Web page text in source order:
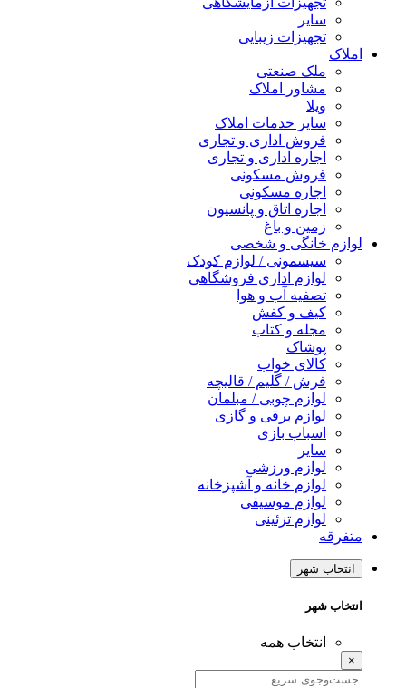
سایر
تجهیزات زیبایی
املاک
ملک صنعتی
مشاور املاک
ویلا
سایر خدمات املاک
فروش اداری و تجاری
اجاره اداری و تجاری
فروش مسکونی
اجاره مسکونی
اجاره اتاق و پانسیون
زمین و باغ
لوازم خانگی و شخصی
سیسمونی / لوازم کودک
لوازم اداری فروشگاهی
تصفیه آب و هوا
کیف و کفش
مجله و کتاب
پوشاک
کالای خواب
فرش / گلیم / قالیچه
لوازم چوبی / مبلمان
لوازم برقی و گازی
اسباب بازی
سایر
لوازم ورزشی
لوازم خانه و آشپزخانه
لوازم موسیقی
لوازم تزئینی
متفرقه
انتخاب شهر
انتخاب شهر
انتخاب همه